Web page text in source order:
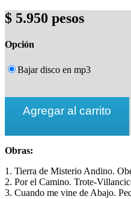
$ 5.950 pesos
Opción
Bajar disco en mp3
Obras:
1. Tierra de Misterio Andino.
2. Por el Camino. Trote-
3. Cuando me vine de Abajo.